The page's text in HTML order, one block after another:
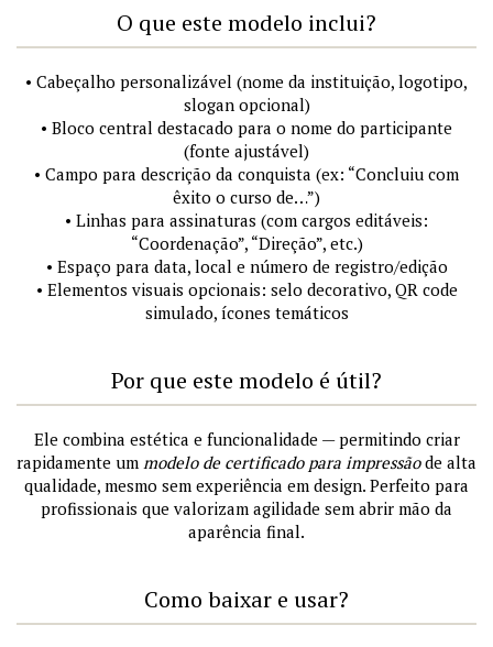
O que este modelo inclui?
• Cabeçalho personalizável (nome da instituição, logotipo,
slogan opcional)
• Bloco central destacado para o nome do participante
(fonte ajustável)
• Campo para descrição da conquista (ex: “Concluiu com
êxito o curso de…”)
• Linhas para assinaturas (com cargos editáveis:
“Coordenação”, “Direção”, etc.)
• Espaço para data, local e número de registro/edição
• Elementos visuais opcionais: selo decorativo, QR code
simulado, ícones temáticos
Por que este modelo é útil?
Ele combina estética e funcionalidade — permitindo criar
rapidamente um modelo de certificado para impressãode alta
qualidade, mesmo sem experiência em design. Perfeito para
profissionais que valorizam agilidade sem abrir mão da
aparência final.
Como baixar e usar?